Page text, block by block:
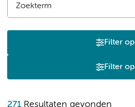
Filter op
Filter op
271Resultaten gevonden